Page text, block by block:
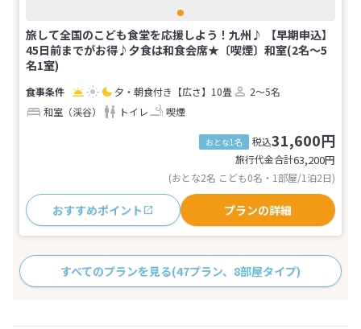
旅して全国のこども食堂を応援しよう！九州♪ 【早期申込】
45日前までがお得♪夕食は和食会席★〔喫煙〕和室(2名～5
名1室)
夕・朝食付き 【広さ】10畳
2～5名
和室（渓谷）
トイレ 喫煙
おとな1名 税込31,600円
旅行代金合計63,200円
(おとな2名 こども0名・1部屋/1泊2日)
おすすめポイント プランの詳細
すべてのプランを見る(47プラン、8部屋タイプ)